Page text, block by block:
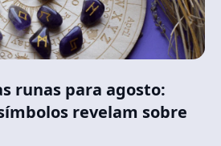
runas para agosto:
revelam sobre